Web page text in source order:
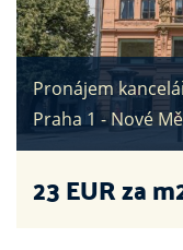
Pronájem
Praha 1 - Nové
23EUR za